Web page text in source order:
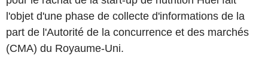
l'objet d'une phase de collecte d'informations de la
part de l'Autorité de la concurrence et des marchés
(CMA) du Royaume-Uni.